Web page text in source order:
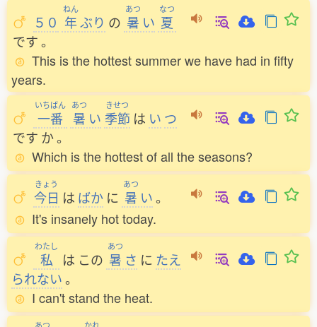
５０
ねん
年ぶり の
あつ
暑 い
なつ
夏
です。
This is the hottest summer we have had in fifty
years.
いちばん
一番
あつ
暑 い
きせつ
季節 は い つ
です か。
Which is the hottest of all the seasons?
きょう
今日 は ばか に
あつ
暑 い。
It's insanely hot today.
わたし
私 は この
あつ
暑 さ に たえ
られない。
I can't stand the heat.